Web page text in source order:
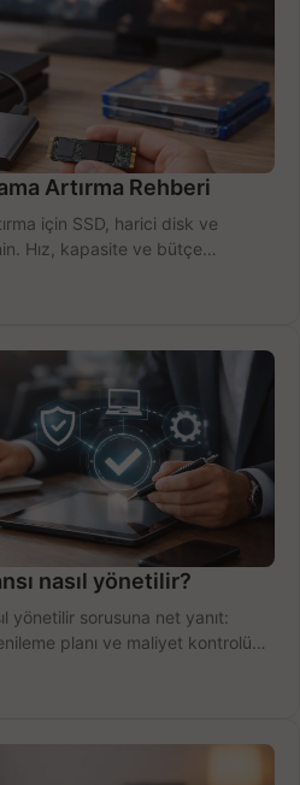
Artırma Rehberi
için SSD, harici disk ve
Hız, kapasite ve bütçe
nasıl yönetilir?
yönetilir sorusuna net yanıt:
planı ve maliyet kontrolü